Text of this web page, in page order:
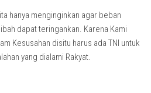
hanya menginginkan agar beban
dapat teringankan. Karena Kami
Kesusahan disitu harus ada TNI untuk
yang dialami Rakyat.